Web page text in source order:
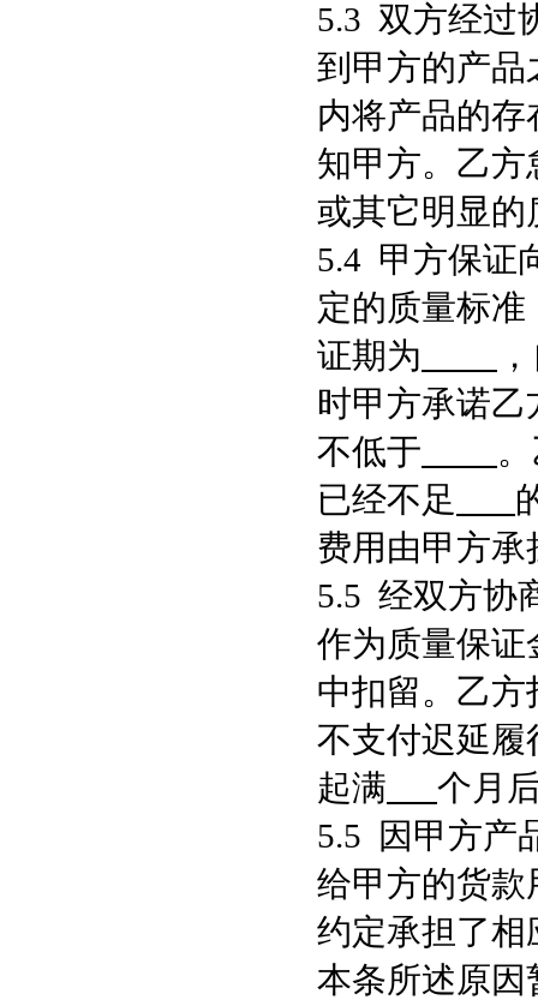
5.3 双方经过
到甲方的产品
内将产品的
知甲方。乙
或其它明显的
5.4 甲方保证
定的质量标
证期为
时甲方承诺
不低于
已经不足
费用由甲方承
5.5 经双方协
作为质量保证
中扣留。乙
不支付迟延履
起满
个月
5.5 因甲方产
给甲方的货款
约定承担了相
本条所述原因